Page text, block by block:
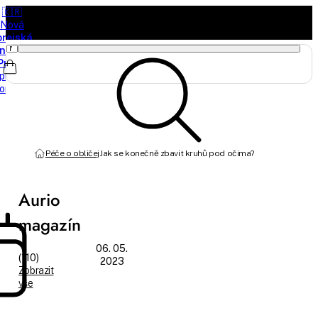
🇰🇷
Nová
Péče o obličejJak se konečně zbavit kruhů pod očima?
06. 05.
2023
Aurio
magazín
(110)
Zobrazit
vše